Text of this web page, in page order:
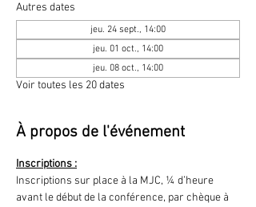
Autres dates
jeu. 24 sept., 14:00
jeu. 01 oct., 14:00
jeu. 08 oct., 14:00
Voir toutes les 20 dates
À propos de l'événement
Inscriptions :
Inscriptions sur place à la MJC, ¼ d’heure
avant le début de la conférence, par chèque à